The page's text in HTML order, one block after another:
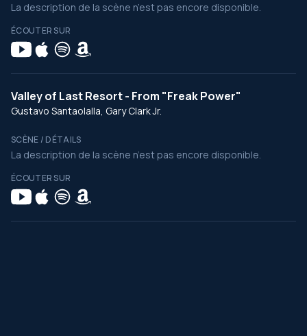
La description de la scène n’est pas encore disponible.
ÉCOUTER SUR
Valley of Last Resort - From "Freak Power"
Gustavo Santaolalla, Gary Clark Jr.
SCÈNE / DÉTAILS
La description de la scène n’est pas encore disponible.
ÉCOUTER SUR